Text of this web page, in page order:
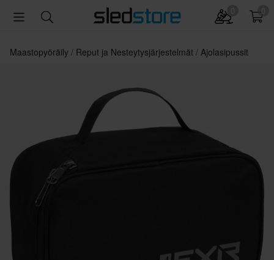
Maastopyöräily Reput ja Nesteytysjärjestelmät Ajolasipussit